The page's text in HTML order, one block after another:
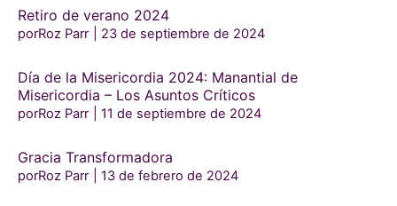
Retiro de verano 2024
porRoz Parr 23 de septiembre de 2024
Día de la Misericordia 2024: Manantial de
Misericordia – Los Asuntos Críticos
porRoz Parr 11 de septiembre de 2024
Gracia Transformadora
porRoz Parr 13 de febrero de 2024